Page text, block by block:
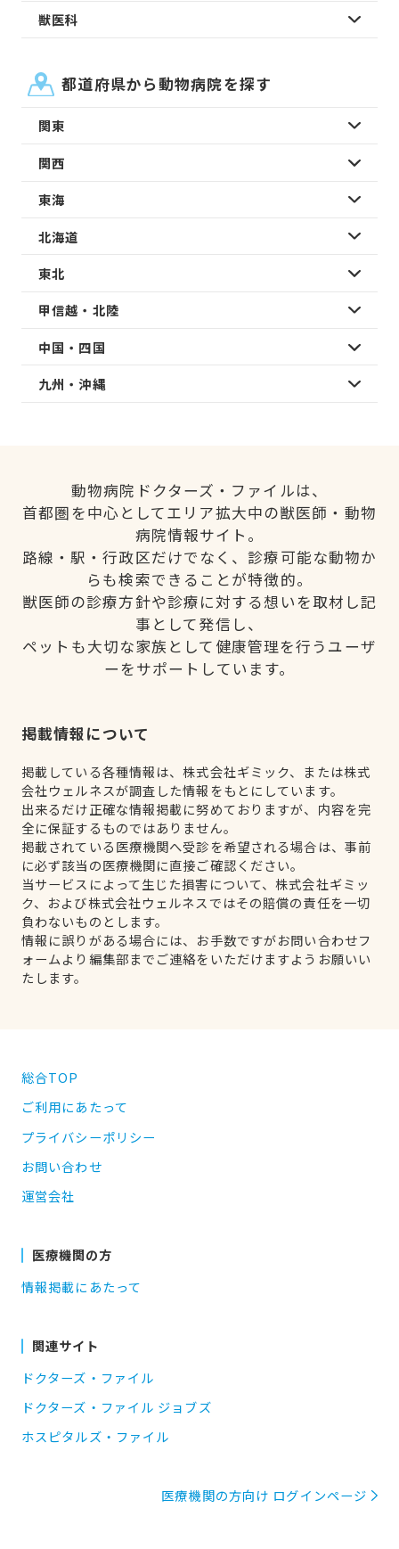
獣医科
都道府県から動物病院を探す
関東
関西
東海
北海道
東北
甲信越・北陸
中国・四国
九州・沖縄
動物病院ドクターズ・ファイルは、
首都圏を中心としてエリア拡大中の獣医師・動物
病院情報サイト。
路線・駅・行政区だけでなく、診療可能な動物か
らも検索できることが特徴的。
獣医師の診療方針や診療に対する想いを取材し記
事として発信し、
ペットも大切な家族として健康管理を行うユーザ
ーをサポートしています。
掲載情報について
掲載している各種情報は、株式会社ギミック、または株式
会社ウェルネスが調査した情報をもとにしています。
出来るだけ正確な情報掲載に努めておりますが、内容を完
全に保証するものではありません。
掲載されている医療機関へ受診を希望される場合は、事前
に必ず該当の医療機関に直接ご確認ください。
当サービスによって生じた損害について、株式会社ギミッ
ク、および株式会社ウェルネスではその賠償の責任を一切
負わないものとします。
情報に誤りがある場合には、お手数ですがお問い合わせフ
ォームより編集部までご連絡をいただけますようお願いい
たします。
総合TOP
ご利用にあたって
プライバシーポリシー
お問い合わせ
運営会社
医療機関の方
情報掲載にあたって
関連サイト
ドクターズ・ファイル
ドクターズ・ファイル ジョブズ
ホスピタルズ・ファイル
医療機関の方向け ログインページ